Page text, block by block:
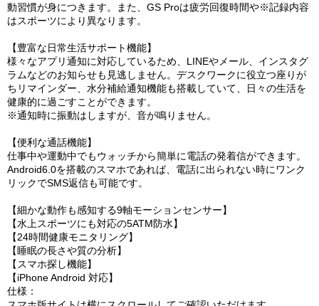
動習慣が身につきます。また、GS Proは疲労回復時間や※記録内容
はスポーツにより異なります。
【豊富な日常生活サポート機能】
様々なアプリ通知に対応しているため、LINEやメール、インスタグ
ラムなどのお知らせも見逃しません。デスクワークに役立つ座りが
ちリマインダー、水分補給通知機能も搭載していて、日々の生活を
健康的に過ごすことができます。
※通知時に振動はしますが、音が鳴りません。
【便利な通話機能】
仕事中や運動中でもウォッチから簡単に電話の発着信ができます。
Android6.0を搭載のスマホであれば、電話に出られない時にワンク
リックでSMS返信も可能です。
【細かな動作も感知する9軸モーションセンサー】
【水上スポーツにも対応の5ATM防水】
【24時間健康モニタリング】
【睡眠の長さや質の分析】
【スマホ探し機能】
【iPhone Android 対応】
仕様：